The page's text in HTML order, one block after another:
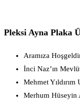
Pleksi Ayna Plaka
Aramıza
İnci Naz’ın
Mehmet
Merhum Hüseyin